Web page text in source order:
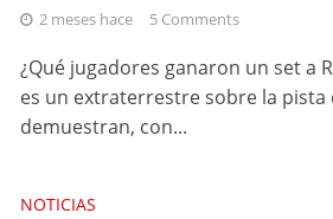
2 meses hace 5 Comments
¿Qué jugadores ganaron un set a
es un extraterrestre sobre la
demuestran, con...
NOTICIAS